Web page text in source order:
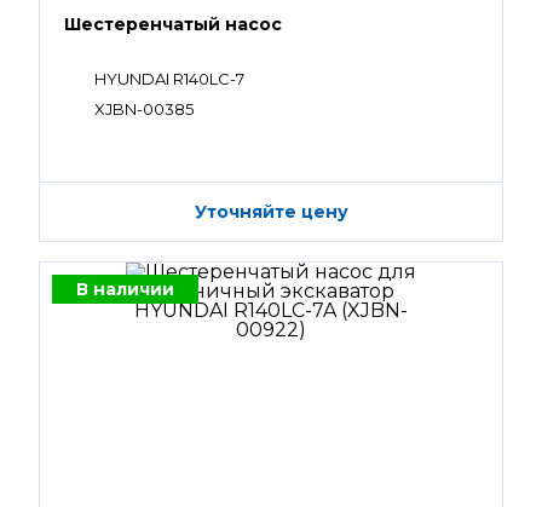
Шестеренчатый насос
HYUNDAI R140LC-7
XJBN-00385
Уточняйте цену
В наличии